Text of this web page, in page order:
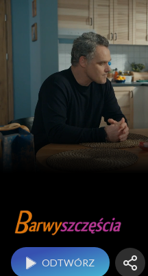
ODTWÓRZ